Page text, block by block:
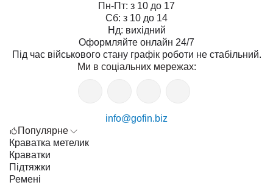
Пн-Пт: з 10 до 17
Сб: з 10 до 14
Нд: вихідний
Оформляйте онлайн 24/7
Під час військового стану графік роботи не стабільний.
Ми в соціальних мережах:
info@gofin.biz
Популярне
Краватка метелик
Краватки
Підтяжки
Ремені